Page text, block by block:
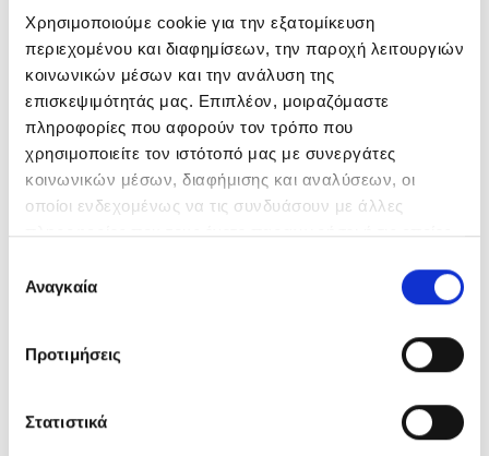
Χρησιμοποιούμε cookie για την εξατομίκευση
περιεχομένου και διαφημίσεων, την παροχή λειτουργιών
κοινωνικών μέσων και την ανάλυση της
επισκεψιμότητάς μας. Επιπλέον, μοιραζόμαστε
πληροφορίες που αφορούν τον τρόπο που
χρησιμοποιείτε τον ιστότοπό μας με συνεργάτες
κοινωνικών μέσων, διαφήμισης και αναλύσεων, οι
οποίοι ενδεχομένως να τις συνδυάσουν με άλλες
πληροφορίες που τους έχετε παραχωρήσει ή τις οποίες
των υπηρεσιών τους.
συγκατάθεσης
Αναγκαία
Προτιμήσεις
Στατιστικά
IMPERIAL BRANDS, BUCAREST
Roumanie